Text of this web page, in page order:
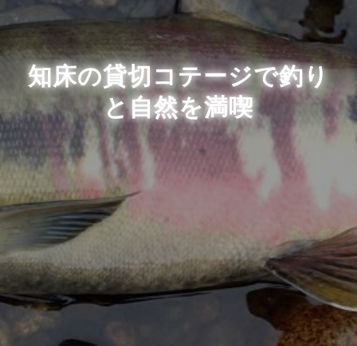
知床の貸切コテージで釣り
と自然を満喫